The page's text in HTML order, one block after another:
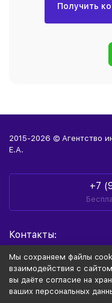
Получить
2015-2026 © Агентство
Е.А.
+7
Контакты:
г.Уфа, ул.Пархоменко,
info@evgeniy-
Мы сохраняем файлы
взаимодействия с
вы даёте согласие на
ваших персональных